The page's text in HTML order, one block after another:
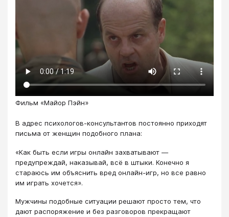
Фильм «Майор Пэйн»
В адрес психологов-консультантов постоянно приходят
письма от женщин подобного плана:
«Как быть если игры онлайн захватывают —
предупреждай, наказывай, всё в штыки. Конечно я
стараюсь им объяснить вред онлайн-игр, но все равно
им играть хочется».
Мужчины подобные ситуации решают просто тем, что
дают распоряжение и без разговоров прекращают